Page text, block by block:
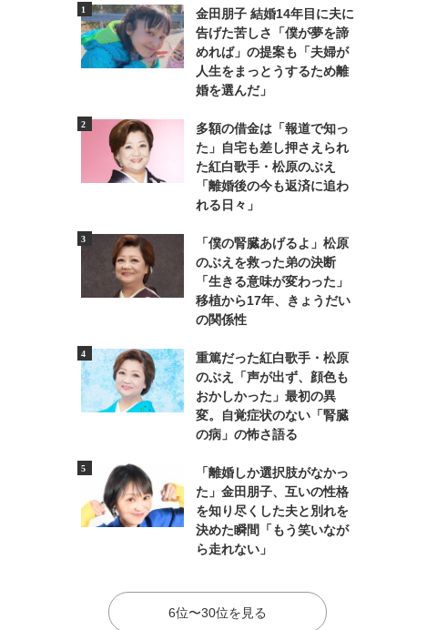
金田朋子 結婚14年目に夫に
告げた苦しさ「僕が夢を諦
めれば」の提案も「夫婦が
人生をまっとうするため離
婚を選んだ」
多額の借金は「報道で知っ
た」自宅も差し押さえられ
た紅白歌手・松原のぶえ
「離婚後の今も返済に追わ
れる日々」
「僕の腎臓あげるよ」松原
のぶえを救った弟の決断
「生きる意味が変わった」
移植から17年、きょうだい
の関係性
重篤だった紅白歌手・松原
のぶえ「声が出ず、顔色も
おかしかった」最初の異
変。自覚症状のない「腎臓
の病」の怖さ語る
「離婚しか選択肢がなかっ
た」金田朋子、互いの性格
を知り尽くした夫と別れを
決めた瞬間「もう笑いなが
ら走れない」
6位〜30位を見る